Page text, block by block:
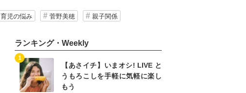
育児の悩み 菅野美穂 親子関係
ランキング・Weekly
【あさイチ】いまオシ! LIVE と
うもろこしを手軽に気軽に楽し
もう
1